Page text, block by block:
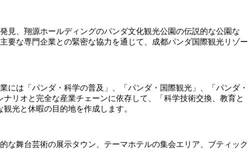
見、翔源ホールディングのパンダ文化観光公園の伝説的な公園な
要な専門企業との緊密な協力を通じて、成都パンダ国際観光リゾー
は「パンダ・科学の普及」、「パンダ・国際観光」、「パンダ・
リオと完全な産業チェーンに依存して、「科学技術交換、教育と
光と休暇の目的地を作成します。
な舞台芸術の展示タウン、テーマホテルの集会エリア、ブティック